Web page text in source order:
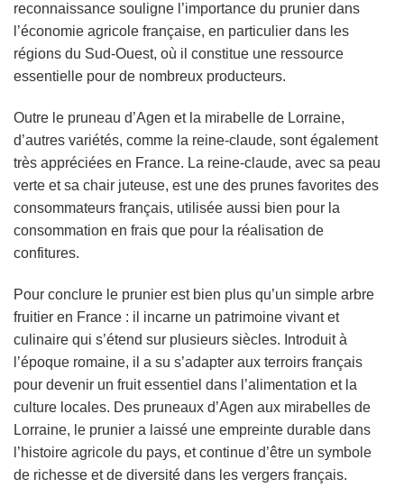
reconnaissance souligne l’importance du prunier dans
l’économie agricole française, en particulier dans les
régions du Sud-Ouest, où il constitue une ressource
essentielle pour de nombreux producteurs.
Outre le pruneau d’Agen et la mirabelle de Lorraine,
d’autres variétés, comme la reine-claude, sont également
très appréciées en France. La reine-claude, avec sa peau
verte et sa chair juteuse, est une des prunes favorites des
consommateurs français, utilisée aussi bien pour la
consommation en frais que pour la réalisation de
confitures.
Pour conclure le prunier est bien plus qu’un simple arbre
fruitier en France : il incarne un patrimoine vivant et
culinaire qui s’étend sur plusieurs siècles. Introduit à
l’époque romaine, il a su s’adapter aux terroirs français
pour devenir un fruit essentiel dans l’alimentation et la
culture locales. Des pruneaux d’Agen aux mirabelles de
Lorraine, le prunier a laissé une empreinte durable dans
l’histoire agricole du pays, et continue d’être un symbole
de richesse et de diversité dans les vergers français.